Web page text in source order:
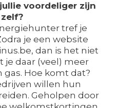
voordeliger zijn
tref je
je een website
dan is het niet
je daar (veel) meer
gas. Hoe komt dat?
willen hun
Geholpen door